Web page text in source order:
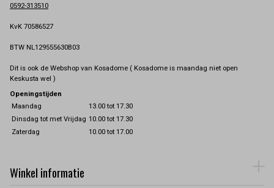
0592-313510
KvK 70586527
BTW NL129555630B03
Dit is ook de Webshop van Kosadome ( Kosadome is maandag niet open
Keskusta wel )
Openingstijden
Maandag
13.00 tot 17.30
Dinsdag tot met Vrijdag 10.00 tot 17.30
Zaterdag
10.00 tot 17.00
Winkel informatie